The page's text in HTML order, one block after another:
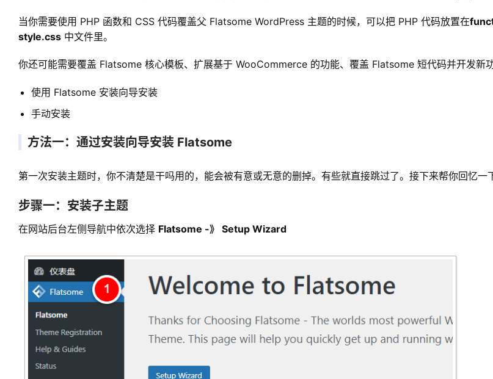
当你需要使用 PHP 函数和 CSS 代码覆盖父 Flatsome WordPress 主题的时候，可以把 PHP 代码放置在
style.css 中文件里。
你还可能需要覆盖 Flatsome 核心模板、扩展基于 WooCommerce 的功能、覆盖 Flatsome 短代码并开发新
使用 Flatsome 安装向导安装
手动安装
方法一：通过安装向导安装 Flatsome
第一次安装主题时，你不清楚是干吗用的，能会被有意或无意的删掉。有些就直接跳过了。接下来帮你回忆一
步骤一：安装子主题
在网站后台左侧导航中依次选择 Flatsome -》 Setup Wizard